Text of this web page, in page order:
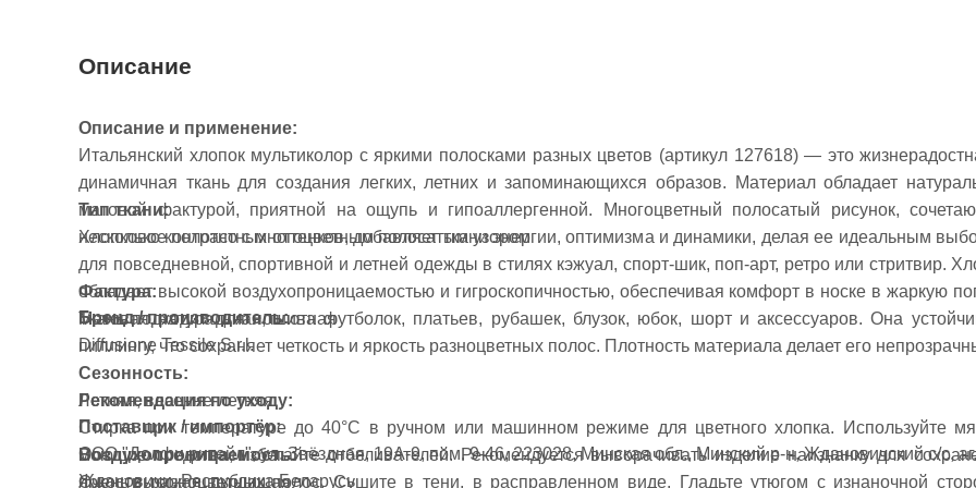
Описание
Описание и применение:
Итальянский хлопок мультиколор с яркими полосками разных цветов (артикул 127618) — это
динамичная ткань для создания легких, летних и запоминающихся образов. Материал обладает
матовой фактурой, приятной на ощупь и гипоаллергенной. Многоцветный полосатый рисунок,
несколько контрастных оттенков, добавляет ткани энергии, оптимизма и динамики, делая ее идеальным
для повседневной, спортивной и летней одежды в стилях кэжуал, спорт-шик, поп-арт, ретро или стритвир.
обладает высокой воздухопроницаемостью и гигроскопичностью, обеспечивая комфорт в носке в жаркую
Ткань подходит для пошива футболок, платьев, рубашек, блузок, юбок, шорт и аксессуаров. Она
пиллингу, что сохраняет четкость и яркость разноцветных полос. Плотность материала делает его
Рекомендация по уходу:
Стирка при температуре до 40°C в ручном или машинном режиме для цветного хлопка. Используйте
моющие средства, избегайте отбеливателей. Рекомендуется выворачивать изделие наизнанку для
яркости разноцветных полос. Сушите в тени, в расправленном виде. Гладьте утюгом с изнаночной
Тип ткани:
Хлопковое полотно с многоцветным полосатым узором
Фактура:
Матовая, натуральная, плотная
Сезонность:
Летняя, весенне-летняя
Воздухопроницаемость:
Очень высокая, дышащая
Бренд / производитель:
Diffusione Tessile S.r.l.
Поставщик / импортёр:
ООО "Долфи ритейл", ул. Звёздная, 19А-9, пом. 9-46, 223028, Минская обл., Минский р-н, Ждановичский с/с, аг.
Ждановичи, Республика Беларусь